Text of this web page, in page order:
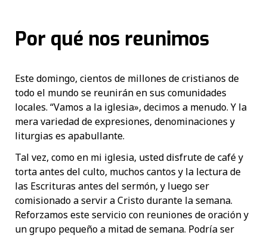
Por qué nos reunimos
Este domingo, cientos de millones de cristianos de
todo el mundo se reunirán en sus comunidades
locales. “Vamos a la iglesia», decimos a menudo. Y la
mera variedad de expresiones, denominaciones y
liturgias es apabullante.
Tal vez, como en mi iglesia, usted disfrute de café y
torta antes del culto, muchos cantos y la lectura de
las Escrituras antes del sermón, y luego ser
comisionado a servir a Cristo durante la semana.
Reforzamos este servicio con reuniones de oración y
un grupo pequeño a mitad de semana. Podría ser